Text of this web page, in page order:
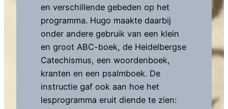
en verschillende gebeden op het
programma. Hugo maakte daarbij
onder andere gebruik van een klein
en groot ABC-boek, de Heidelbergse
Catechismus, een woordenboek,
kranten en een psalmboek. De
instructie gaf ook aan hoe het
lesprogramma eruit diende te zien: